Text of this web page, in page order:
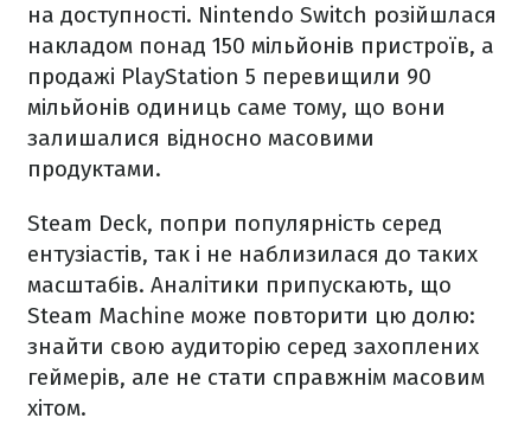
на доступності. Nintendo Switch розійшлася
накладом понад 150 мільйонів пристроїв, а
продажі PlayStation 5 перевищили 90
мільйонів одиниць саме тому, що вони
залишалися відносно масовими
продуктами.
Steam Deck, попри популярність серед
ентузіастів, так і не наблизилася до таких
масштабів. Аналітики припускають, що
Steam Machine може повторити цю долю:
знайти свою аудиторію серед захоплених
геймерів, але не стати справжнім масовим
хітом.